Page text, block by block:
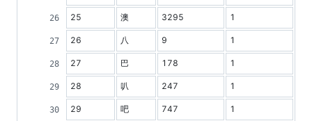
25 澳 3295 1
26 八 9 1
27 巴 178 1
28 叭 247 1
29 吧 747 1